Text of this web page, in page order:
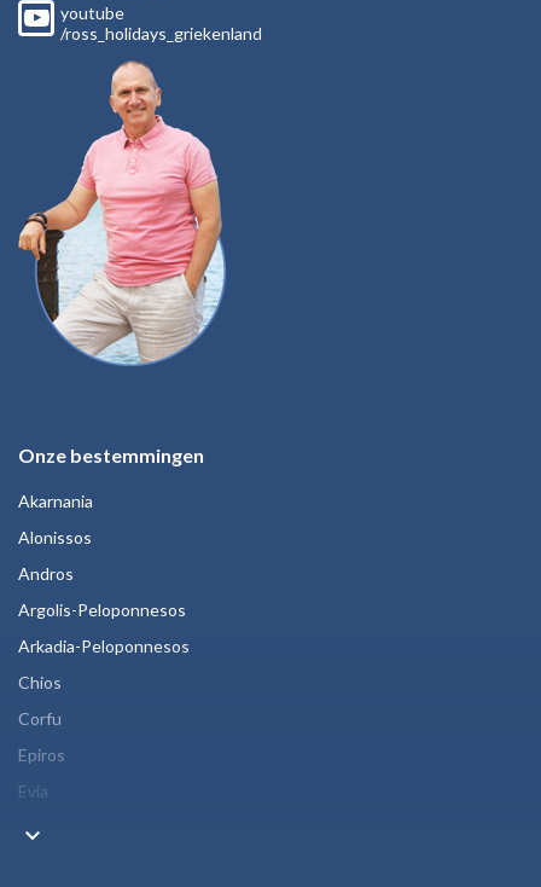
youtube
/ross_holidays_griekenland
Onze bestemmingen
Akarnania
Alonissos
Andros
Argolis-Peloponnesos
Arkadia-Peloponnesos
Chios
Corfu
Epiros
Evia
keyboard_arrow_down